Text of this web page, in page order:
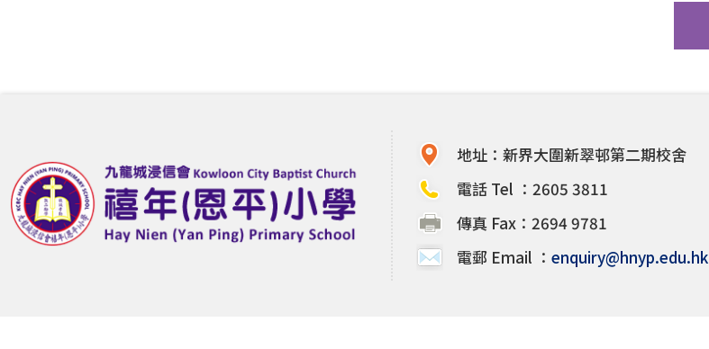
地址：新界大圍新翠邨第二期校舍
電話 Tel ：2605 3811
傳真 Fax：2694 9781
電郵 Email ： enquiry@hnyp.edu.hk